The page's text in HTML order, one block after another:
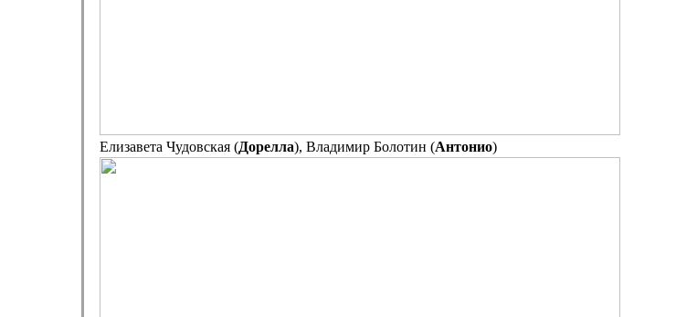
Елизавета Чудовская (Дорелла), Владимир Болотин (Антонио)